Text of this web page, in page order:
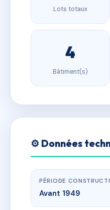
Lots totaux
4
Bâtiment(s)
⚙️ Données
PÉRIODE
Avant 1949